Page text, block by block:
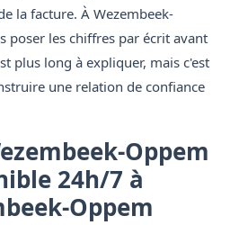
la facture. À Wezembeek-
poser les chiffres par écrit avant
plus long à expliquer, mais c'est
une relation de confiance
Oppem
24h/7 à
Oppem